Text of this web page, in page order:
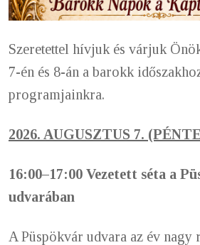
Szeretettel hívjuk és várjuk
7-én és 8-án a barokk
programjainkra.
2026. AUGUSZTUS 7.
16:00–17:00 Vezetett séta a
udvarában
A Püspökvár udvara az év nagy